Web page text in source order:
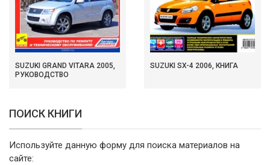
SUZUKI GRAND VITARA 2005,
РУКОВОДСТВО
SUZUKI SX-4 2006, КНИГА
ПОИСК КНИГИ
Используйте данную форму для поиска материалов на
сайте: